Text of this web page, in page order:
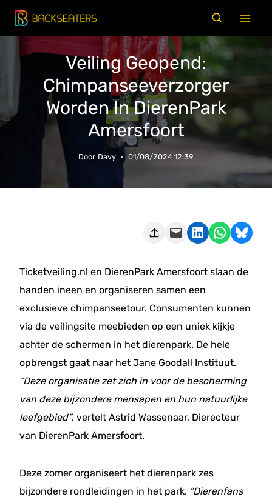
Doorgaan
naar
Veiling Geopend:
Chimpanseeverzorger
Worden In DierenPark
Amersfoort
Door Davy 01/08/2024 12:39
Deze pagina e-mailen Delen op LinkedIn Delen via WhatsApp Share on Bluesky
Ticketveiling.nl en DierenPark Amersfoort slaan de
handen ineen en organiseren samen een
exclusieve chimpanseetour. Consumenten kunnen
via de veilingsite meebieden op een uniek kijkje
achter de schermen in het dierenpark. De hele
opbrengst gaat naar het Jane Goodall Instituut.
“Deze organisatie zet zich in voor de bescherming
van deze bijzondere mensapen en hun natuurlijke
leefgebied”, vertelt Astrid Wassenaar, Dierecteur
van DierenPark Amersfoort.
Deze zomer organiseert het dierenpark zes
bijzondere rondleidingen in het park. “Dierenfans